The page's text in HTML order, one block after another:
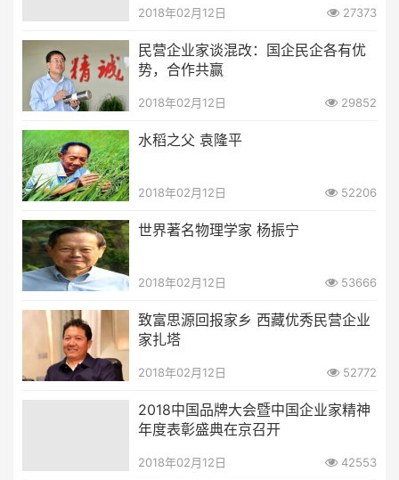
2018年02月12日 27373
民营企业家谈混改：国企民企各有优
势，合作共赢
2018年02月12日 29852
水稻之父 袁隆平
2018年02月12日 52206
世界著名物理学家 杨振宁
2018年02月12日 53666
致富思源回报家乡 西藏优秀民营企业
家扎塔
2018年02月12日 52772
2018中国品牌大会暨中国企业家精神
年度表彰盛典在京召开
2018年02月12日 42553